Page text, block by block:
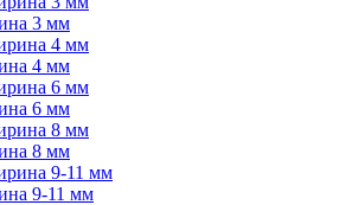
3 мм
4 мм
6 мм
8 мм
9-11 мм